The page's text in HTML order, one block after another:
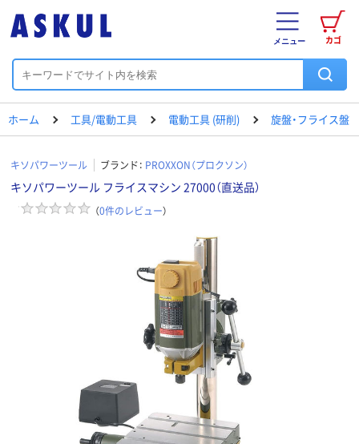
カゴ
メニュー
ホーム 工具/電動工具 電動工具 (研削) 旋盤・フライス盤
キソパワーツール ブランド： PROXXON（プロクソン）
キソパワーツール フライスマシン 27000（直送品）
（0件のレビュー）